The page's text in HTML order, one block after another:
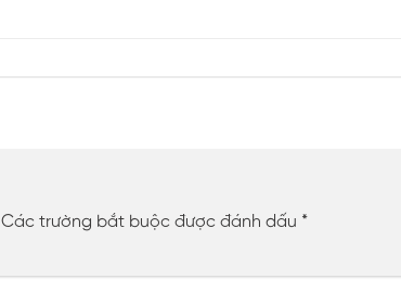
Các trường bắt buộc được đánh dấu *